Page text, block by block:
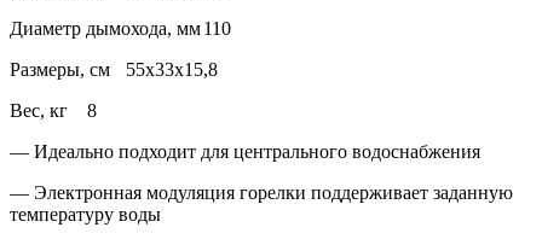
Диаметр дымохода, мм110
Размеры, см
55х33х15,8
Вес, кг
8
— Идеально подходит для центрального водоснабжения
— Электронная модуляция горелки поддерживает заданную
температуру воды